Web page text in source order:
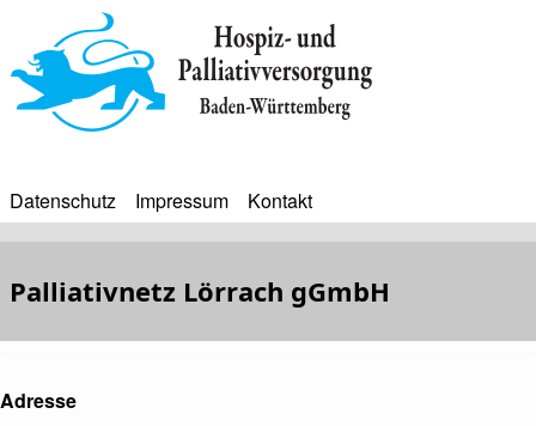
zum
Inhalt
BIP
Datenschutz Impressum Kontakt
Palliativnetz Lörrach gGmbH
Adresse